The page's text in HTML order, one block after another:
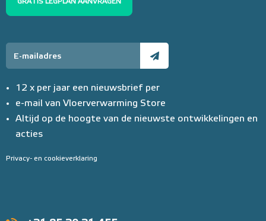
GRATIS LEGPLAN AANVRAGEN
12 x per jaar een nieuwsbrief per
e-mail van Vloerverwarming Store
Altijd op de hoogte van de nieuwste ontwikkelingen en
acties
Privacy- en cookieverklaring